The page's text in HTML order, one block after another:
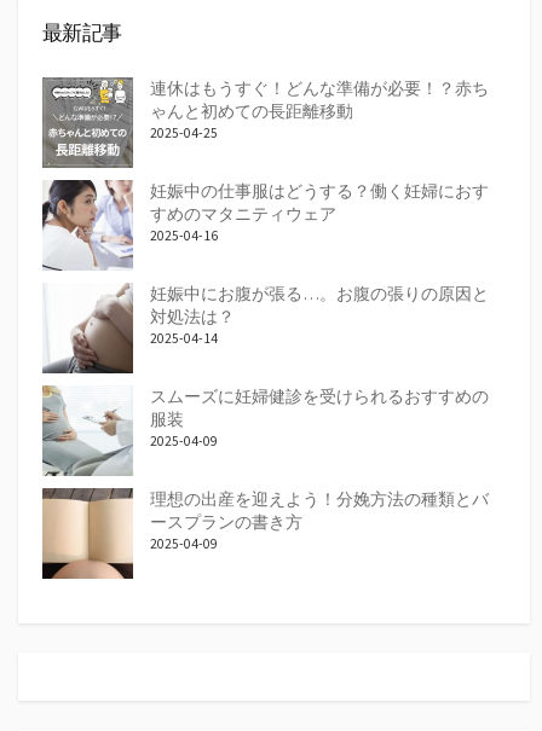
最新記事
連休はもうすぐ！どんな準備が必要！？赤ち
ゃんと初めての長距離移動
2025-04-25
妊娠中の仕事服はどうする？働く妊婦におす
すめのマタニティウェア
2025-04-16
妊娠中にお腹が張る…。お腹の張りの原因と
対処法は？
2025-04-14
スムーズに妊婦健診を受けられるおすすめの
服装
2025-04-09
理想の出産を迎えよう！分娩方法の種類とバ
ースプランの書き方
2025-04-09